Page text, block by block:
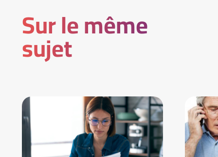
Sur le même
sujet